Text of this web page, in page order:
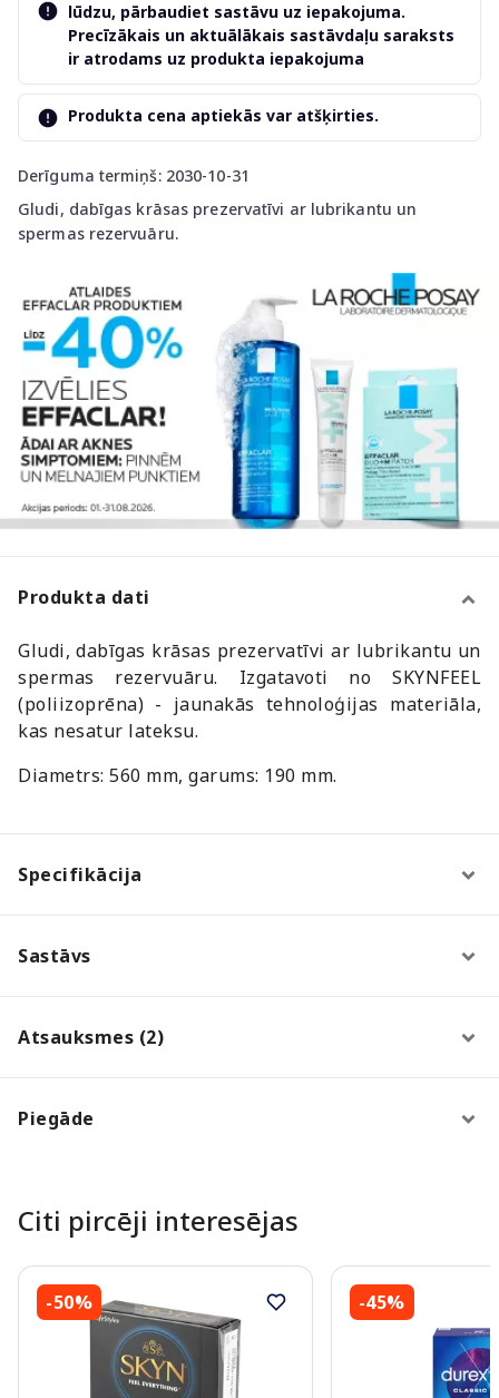
Derīguma termiņš: 2030-10-31
Gludi, dabīgas krāsas prezervatīvi ar lubrikantu un
spermas rezervuāru.
lūdzu, pārbaudiet sastāvu uz iepakojuma.
Precīzākais un aktuālākais sastāvdaļu saraksts
ir atrodams uz produkta iepakojuma
Produkta cena aptiekās var atšķirties.
Produkta dati
Gludi, dabīgas krāsas prezervatīvi ar lubrikantu un
spermas rezervuāru. Izgatavoti no SKYNFEEL
(poliizoprēna) - jaunakās tehnoloģijas materiāla,
kas nesatur lateksu.
Diametrs: 560 mm, garums: 190 mm.
Specifikācija
Sastāvs
Atsauksmes (2)
Piegāde
Citi pircēji interesējas
-50% -45%